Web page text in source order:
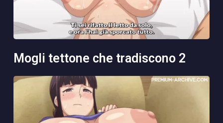
mogli tettone che tradiscono 2